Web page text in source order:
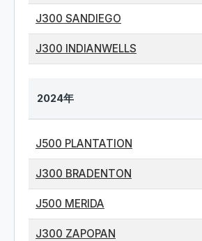
J300 SANDIEGO
J300 INDIANWELLS
2024年
J500 PLANTATION
J300 BRADENTON
J500 MERIDA
J300 ZAPOPAN